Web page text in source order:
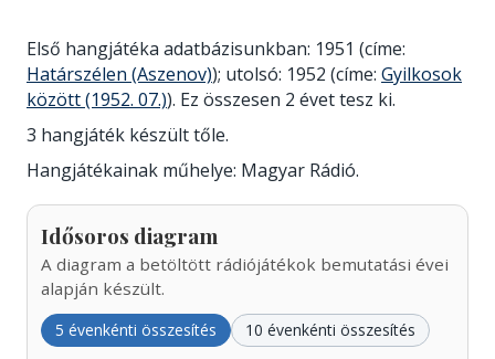
Első hangjátéka adatbázisunkban: 1951 (címe:
Határszélen (Aszenov)); utolsó: 1952 (címe: Gyilkosok
között (1952. 07.)). Ez összesen 2 évet tesz ki.
3 hangjáték készült tőle.
Hangjátékainak műhelye: Magyar Rádió.
Idősoros diagram
A diagram a betöltött rádiójátékok bemutatási évei
alapján készült.
5 évenkénti összesítés 10 évenkénti összesítés